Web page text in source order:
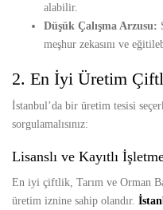
alabilir.
Düşük Çalışma Arzusu:
meşhur zekasını ve
2. En İyi Üretim
İstanbul’da bir üretim tesisi
sorgulamalısınız:
Lisanslı ve Kayıtlı
En iyi çiftlik, Tarım ve Orman
üretim iznine sahip olandır.